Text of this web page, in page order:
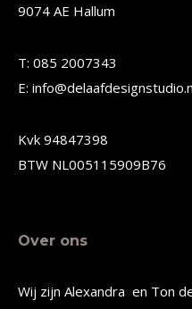
kan
worden
de
productpagina
9074 AE Hallum
T: 085 2007343
E:
Kvk 94847398
BTW NL005115909B76
Over ons
Wij zijn Alexandra en Ton